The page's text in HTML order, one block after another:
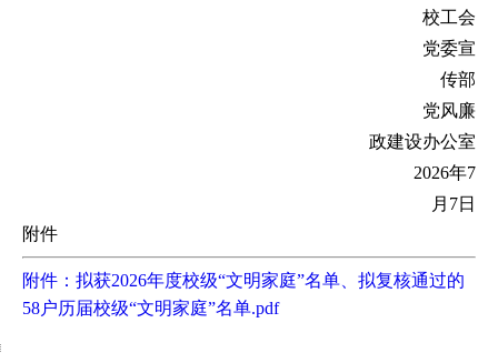
校工会
党委宣
传部
党风廉
政建设办公室
2026年7
月 7日
附件
附件：拟获2026年度校级“文明家庭”名单、拟复核通过的
58户历届校级“文明家庭”名单.pdf